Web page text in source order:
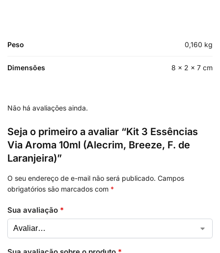
Peso 0,160 kg
Dimensões 8 × 2 × 7 cm
Não há avaliações ainda.
Seja o primeiro a avaliar “Kit 3 Essências
Via Aroma 10ml (Alecrim, Breeze, F. de
Laranjeira)”
O seu endereço de e-mail não será publicado. Campos
obrigatórios são marcados com *
Sua avaliação *